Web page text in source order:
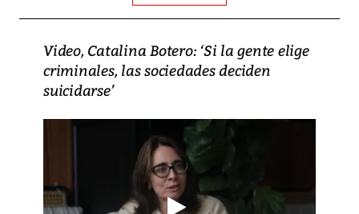
Video, Catalina Botero: ‘Si la gente elige
criminales, las sociedades deciden
suicidarse’